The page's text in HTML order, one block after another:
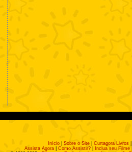
Início Sobre o Site Curtagora Livros
Assista Agora| Como Assistir?| Inclua seu Filme|